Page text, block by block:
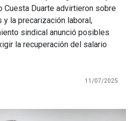
Duarte advirtieron sobre
la precarización laboral,
sindical anunció posibles
la recuperación del salario
11/07/2025